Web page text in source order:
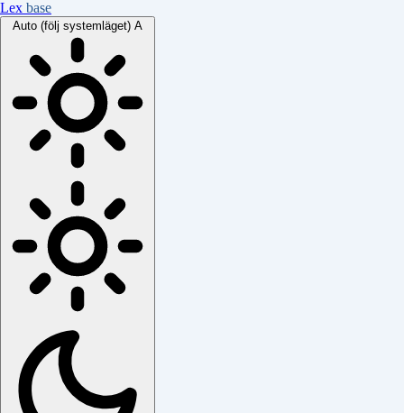
Lex base
Auto (följ systemläget) A